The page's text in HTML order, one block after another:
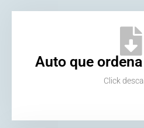
Auto que
Click